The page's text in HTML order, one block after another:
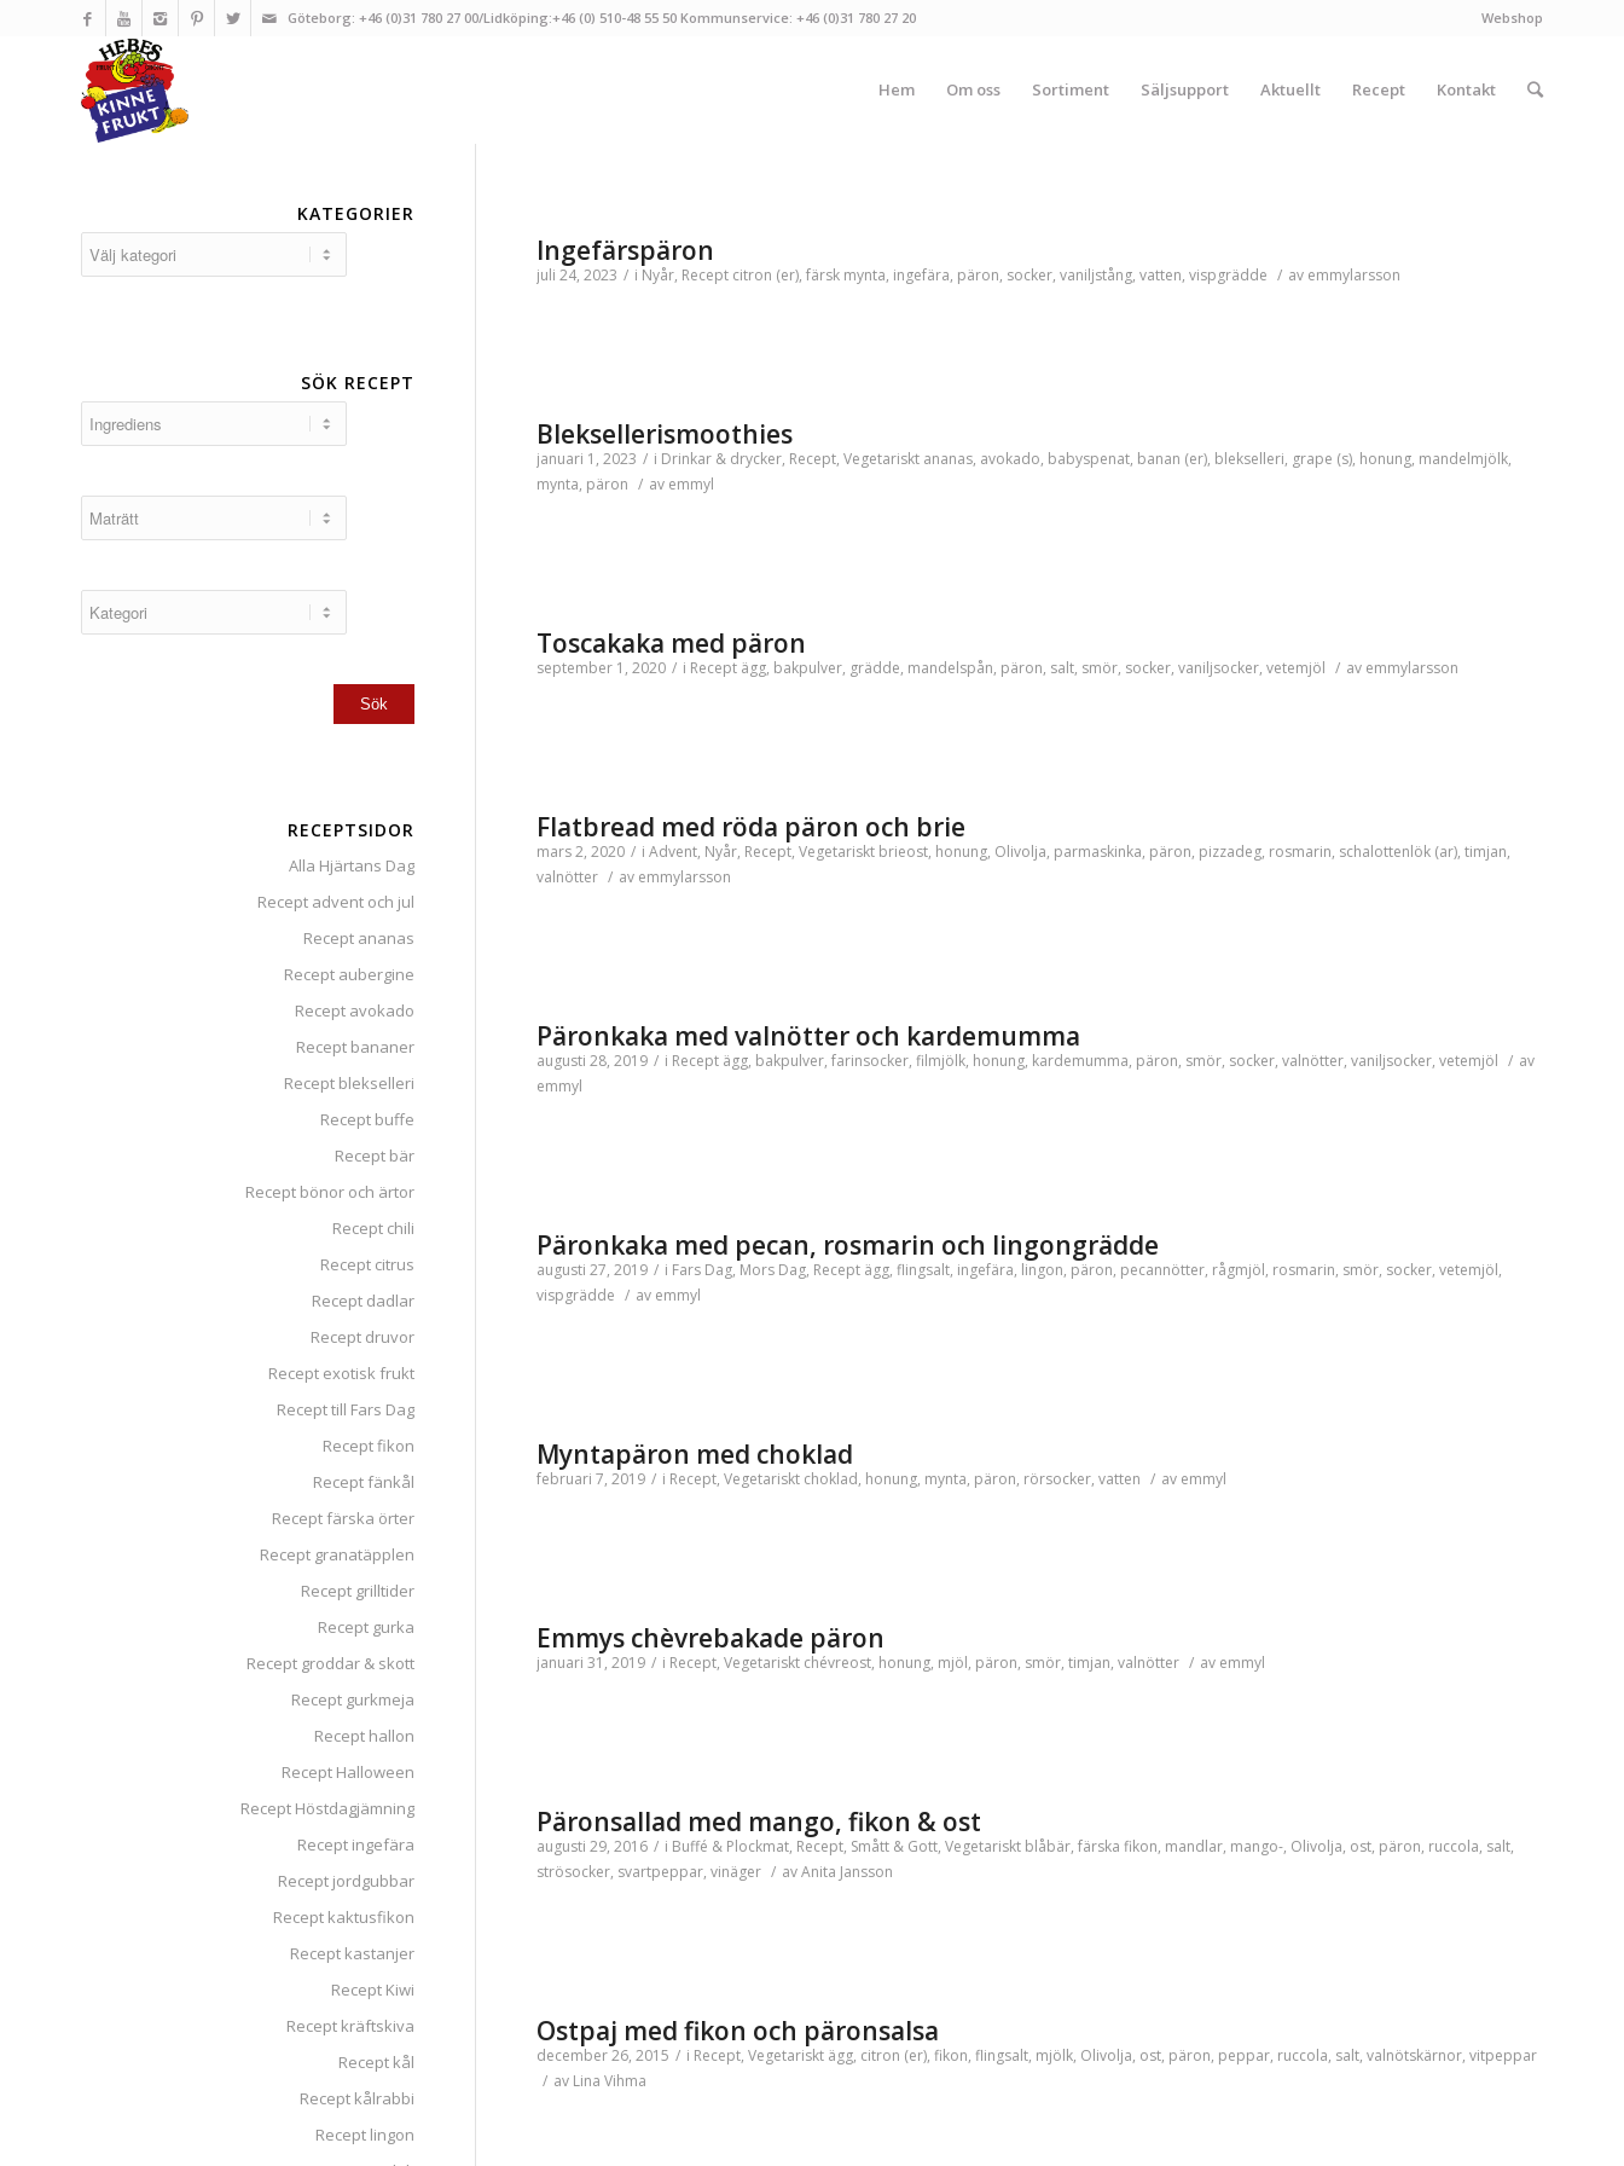
Webshop
Göteborg: +46 (0)31 780 27 00/Lidköping:+46 (0) 510-48 55 50 Kommunservice: +46 (0)31 780 27 20
Hem Om oss Sortiment Säljsupport Aktuellt Recept Kontakt
Ingefärspäron
juli 24, 2023 / i Nyår, Recept citron (er), färsk mynta, ingefära, päron, socker, vaniljstång, vatten, vispgrädde / av emmylarsson
Bleksellerismoothies
januari 1, 2023 / i Drinkar & drycker, Recept, Vegetariskt ananas, avokado, babyspenat, banan (er), blekselleri, grape (s), honung, mandelmjölk,
mynta, päron / av emmyl
Toscakaka med päron
september 1, 2020 / i Recept ägg, bakpulver, grädde, mandelspån, päron, salt, smör, socker, vaniljsocker, vetemjöl / av emmylarsson
Flatbread med röda päron och brie
mars 2, 2020 / i Advent, Nyår, Recept, Vegetariskt brieost, honung, Olivolja, parmaskinka, päron, pizzadeg, rosmarin, schalottenlök (ar), timjan,
valnötter / av emmylarsson
Päronkaka med valnötter och kardemumma
augusti 28, 2019 / i Recept ägg, bakpulver, farinsocker, filmjölk, honung, kardemumma, päron, smör, socker, valnötter, vaniljsocker, vetemjöl / av
emmyl
Päronkaka med pecan, rosmarin och lingongrädde
augusti 27, 2019 / i Fars Dag, Mors Dag, Recept ägg, flingsalt, ingefära, lingon, päron, pecannötter, rågmjöl, rosmarin, smör, socker, vetemjöl,
vispgrädde / av emmyl
Myntapäron med choklad
februari 7, 2019 / i Recept, Vegetariskt choklad, honung, mynta, päron, rörsocker, vatten / av emmyl
Emmys chèvrebakade päron
januari 31, 2019 / i Recept, Vegetariskt chévreost, honung, mjöl, päron, smör, timjan, valnötter / av emmyl
Päronsallad med mango, fikon & ost
augusti 29, 2016 / i Buffé & Plockmat, Recept, Smått & Gott, Vegetariskt blåbär, färska fikon, mandlar, mango-, Olivolja, ost, päron, ruccola, salt,
strösocker, svartpeppar, vinäger / avAnita Jansson
Ostpaj med fikon och päronsalsa
december 26, 2015 / i Recept, Vegetariskt ägg, citron (er), fikon, flingsalt, mjölk, Olivolja, ost, päron, peppar, ruccola, salt, valnötskärnor, vitpeppar
/ av Lina Vihma
KATEGORIER
SÖK RECEPT
RECEPTSIDOR
Alla Hjärtans Dag
Recept advent och jul
Recept ananas
Recept aubergine
Recept avokado
Recept bananer
Recept blekselleri
Recept buffe
Recept bär
Recept bönor och ärtor
Recept chili
Recept citrus
Recept dadlar
Recept druvor
Recept exotisk frukt
Recept till Fars Dag
Recept fikon
Recept fänkål
Recept färska örter
Recept granatäpplen
Recept grilltider
Recept gurka
Recept groddar & skott
Recept gurkmeja
Recept hallon
Recept Halloween
Recept Höstdagjämning
Recept ingefära
Recept jordgubbar
Recept kaktusfikon
Recept kastanjer
Recept Kiwi
Recept kräftskiva
Recept kål
Recept kålrabbi
Recept lingon